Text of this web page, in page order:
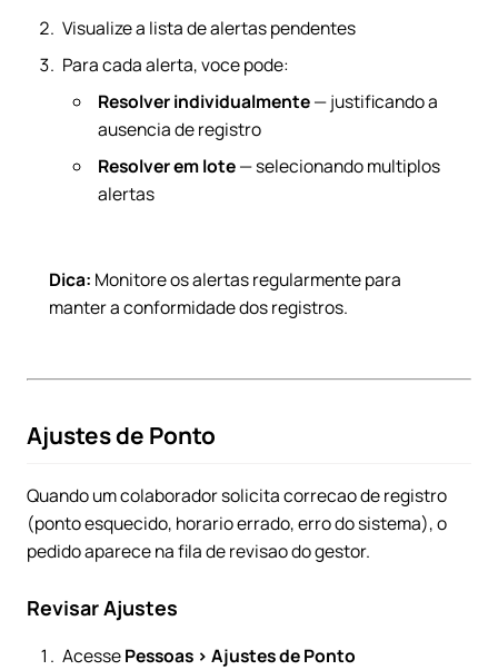
Visualize a lista de alertas pendentes
Para cada alerta, voce pode:
Resolver individualmente— justificando a
ausencia de registro
Resolver em lote— selecionando multiplos
alertas
Dica: Monitore os alertas regularmente para
manter a conformidade dos registros.
Ajustes de Ponto
Quando um colaborador solicita correcao de registro
(ponto esquecido, horario errado, erro do sistema), o
pedido aparece na fila de revisao do gestor.
Revisar Ajustes
AcessePessoas > Ajustes de Ponto